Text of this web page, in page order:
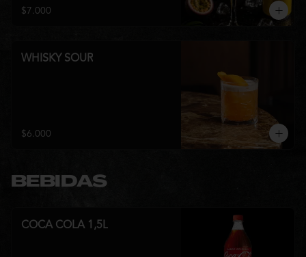
$7.000
WHISKY SOUR
$6.000
BEBIDAS
COCA COLA 1,5L